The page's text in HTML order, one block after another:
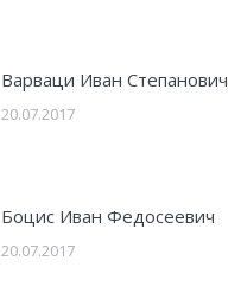
Варваци Иван Степанович
20.07.2017
Боцис Иван Федосеевич
20.07.2017